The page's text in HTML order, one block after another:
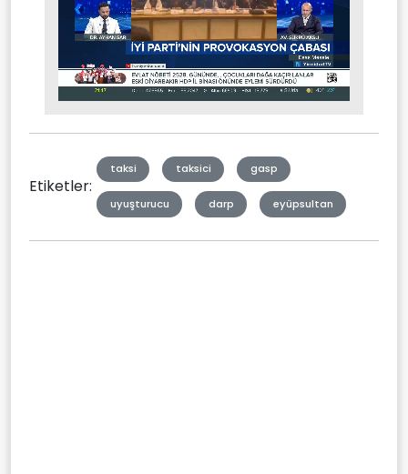
Mute Stream
Etiketler:
taksi taksici gasp
uyuşturucu darp eyüpsultan